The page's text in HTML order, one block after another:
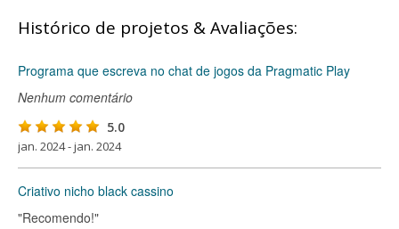
Histórico de projetos & Avaliações:
Programa que escreva no chat de jogos da Pragmatic Play
Nenhum comentário
5.0
jan. 2024 - jan. 2024
Criativo nicho black cassino
"Recomendo!"